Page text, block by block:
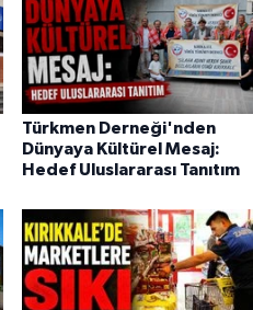
Türkmen Derneği'nden
Dünyaya Kültürel Mesaj:
Hedef Uluslararası Tanıtım